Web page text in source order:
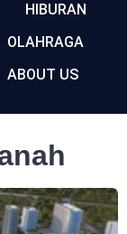
HIBURAN
OLAHRAGA
ABOUT US